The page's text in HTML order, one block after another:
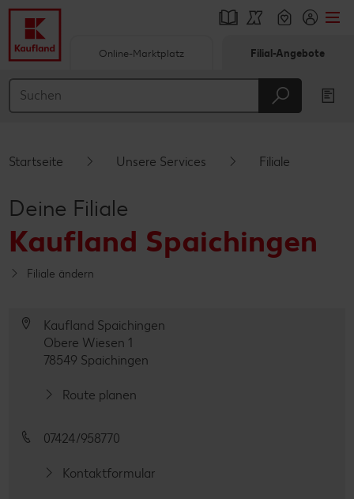
Hauptinhalt
Online-Marktplatz Filial-Angebote
Startseite Unsere Services Filiale
Deine Filiale
Kaufland Spaichingen
Filiale ändern
Kaufland Spaichingen
Obere Wiesen 1
78549 Spaichingen
Route planen
07424/958770
Kontaktformular